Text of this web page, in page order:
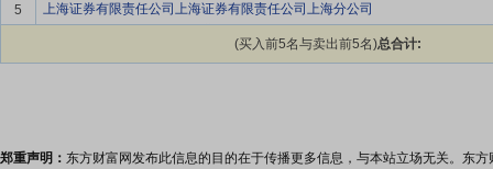
5
上海证券有限责任公司上海证券有限责任公司上海分公司
(买入前5名与卖出前5名)总合计:
郑重声明： 东方财富网发布此信息的目的在于传播更多信息，与本站立场无关。东